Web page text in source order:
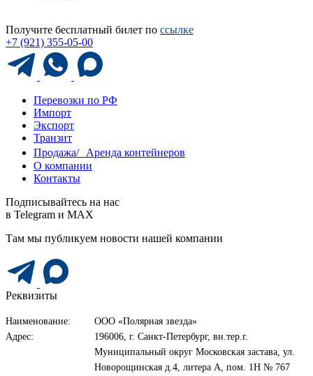
Получите бесплатный билет по ссылке
+7 (921) 355-05-00
Перевозки по РФ
Импорт
Экспорт
Транзит
Продажа/ Аренда контейнеров
О компании
Контакты
Подписывайтесь на нас
в Telegram и MAX
Там мы публикуем новости нашей компании
Реквизиты
Наименование:
ООО «Полярная звезда»
Адрес:
196006, г. Санкт-Петербург, вн.тер.г.
Муниципальный округ Московская застава, ул.
Новорощинская д.4, литера А, пом. 1Н № 767